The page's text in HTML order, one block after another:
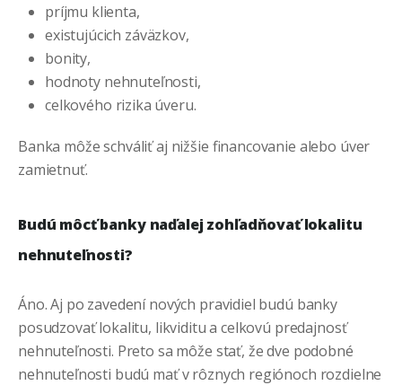
príjmu klienta,
existujúcich záväzkov,
bonity,
hodnoty nehnuteľnosti,
celkového rizika úveru.
Banka môže schváliť aj nižšie financovanie alebo úver
zamietnuť.
Budú môcť banky naďalej zohľadňovať lokalitu
nehnuteľnosti?
Áno. Aj po zavedení nových pravidiel budú banky
posudzovať lokalitu, likviditu a celkovú predajnosť
nehnuteľnosti. Preto sa môže stať, že dve podobné
nehnuteľnosti budú mať v rôznych regiónoch rozdielne